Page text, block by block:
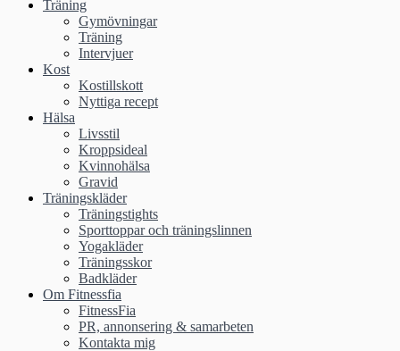
Träning
Gymövningar
Träning
Intervjuer
Kost
Kostillskott
Nyttiga recept
Hälsa
Livsstil
Kroppsideal
Kvinnohälsa
Gravid
Träningskläder
Träningstights
Sporttoppar och träningslinnen
Yogakläder
Träningsskor
Badkläder
Om Fitnessfia
FitnessFia
PR, annonsering & samarbeten
Kontakta mig